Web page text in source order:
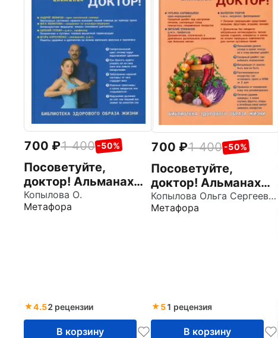
700 1 400 -50%
Посоветуйте,
доктор! Альманах
№7
Копылова О.
Метафора
4.52 рецензии
В корзину
700 1 400 -50%
Посоветуйте,
доктор! Альманах
№6
Копылова Ольга Сергеевна
Метафора
51 рецензия
В корзину